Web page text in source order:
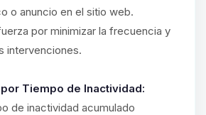
o anuncio en el sitio web.
por minimizar la frecuencia y
intervenciones.
Tiempo de Inactividad:
de inactividad acumulado